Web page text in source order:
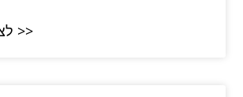
לצפייה במוצר >>